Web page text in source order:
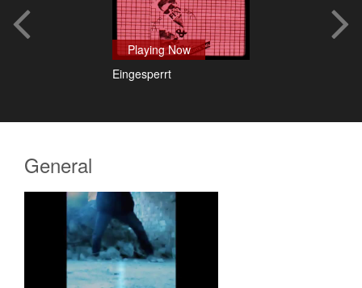
Playing Now
Eingesperrt
General